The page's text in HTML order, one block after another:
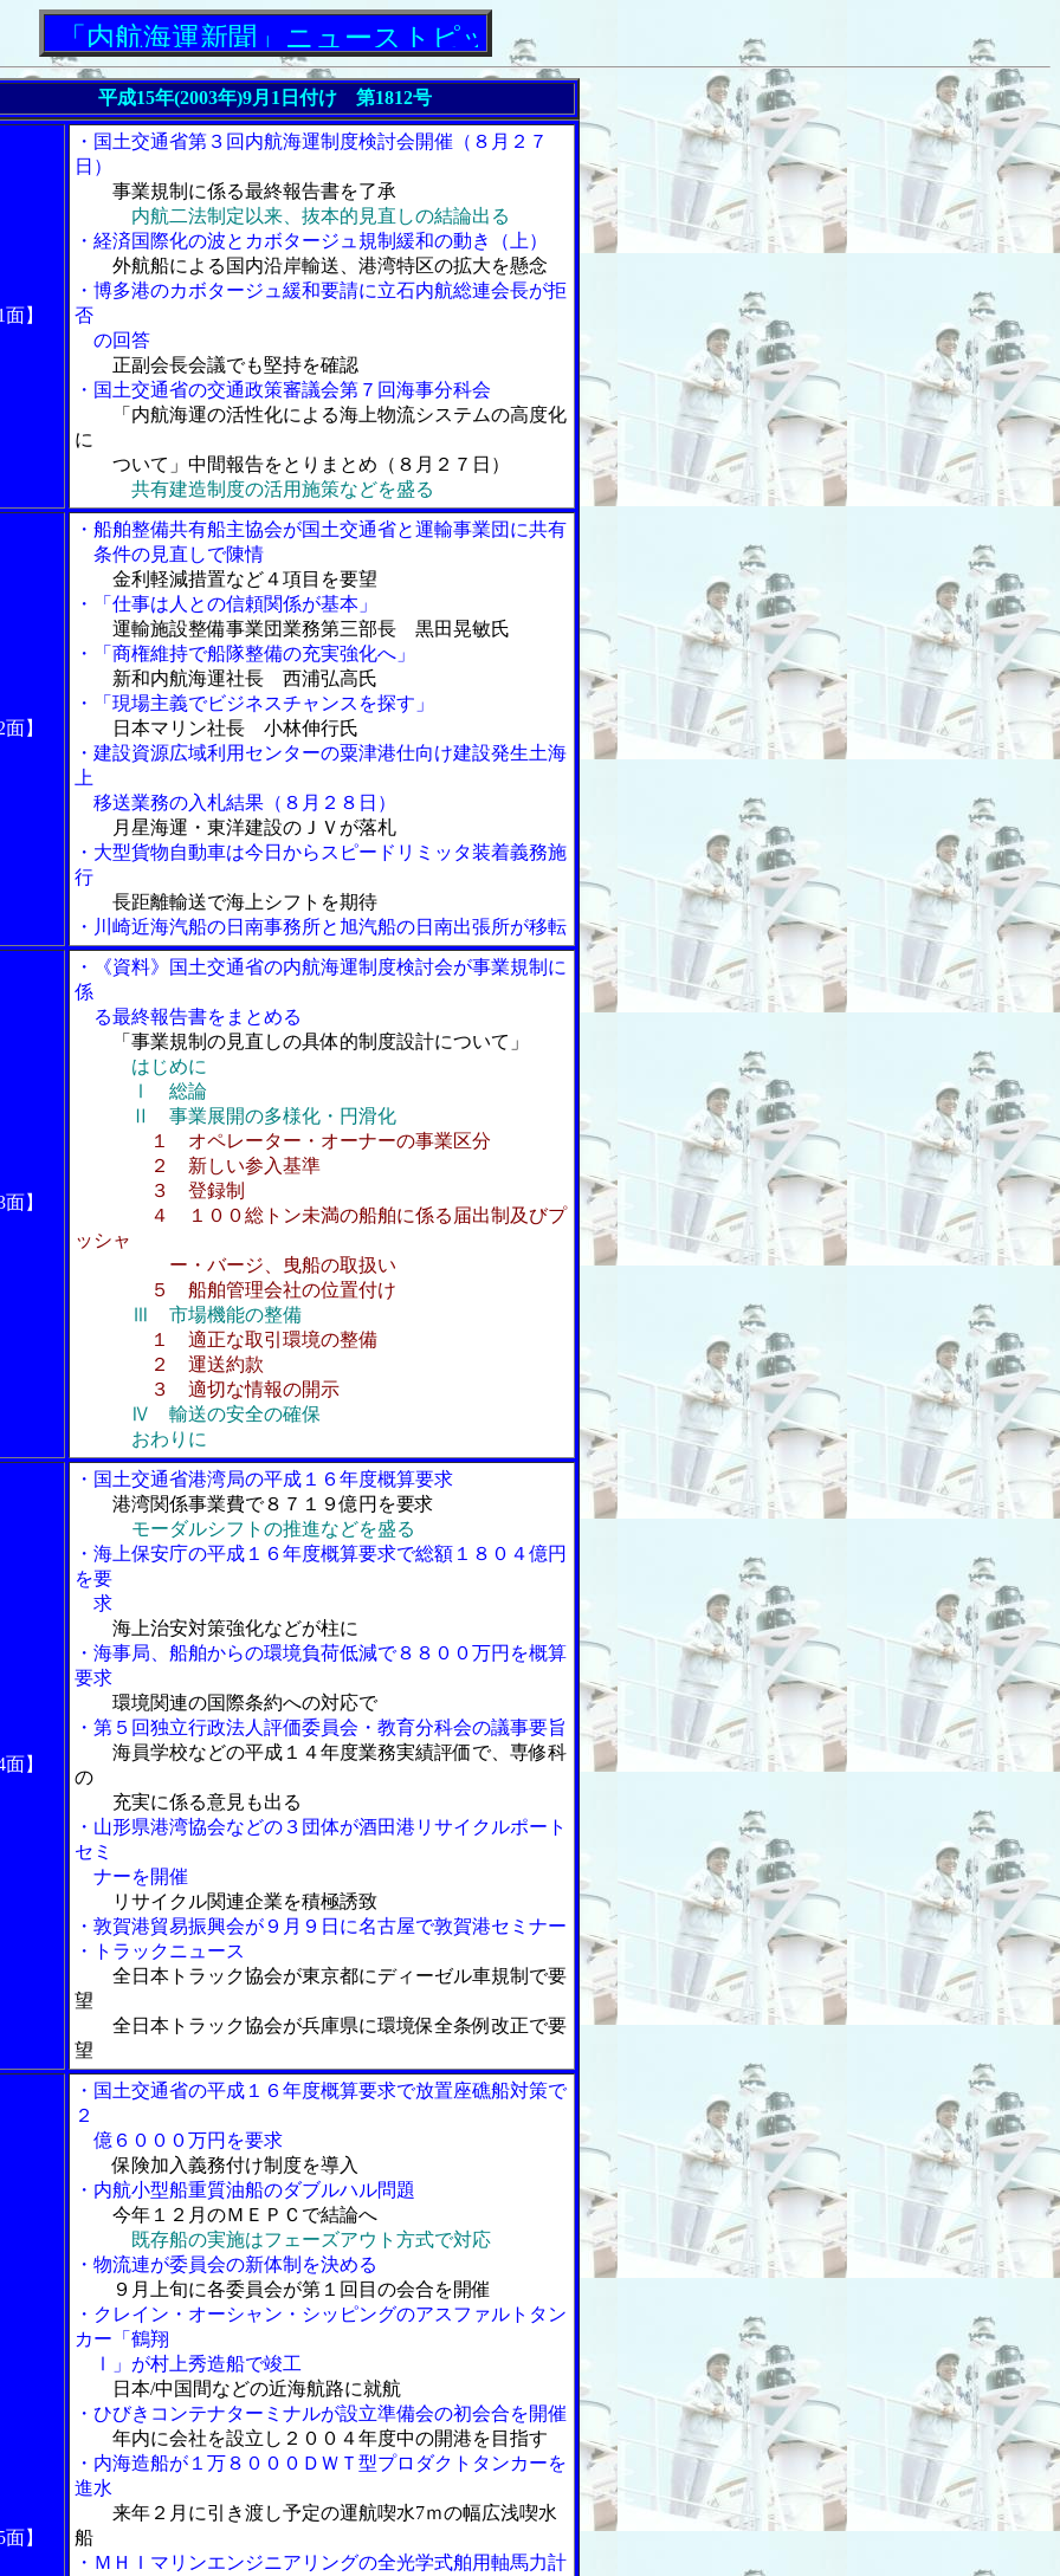
内航海運新聞」ニューストピックス
平成15年(2003年)9月1日付け 第1812号
】
・国土交通省第３回内航海運制度検討会開催（８月２７
日）
事業規制に係る最終報告書を了承
内航二法制定以来、抜本的見直しの結論出る
・経済国際化の波とカボタージュ規制緩和の動き（上）
外航船による国内沿岸輸送、港湾特区の拡大を懸念
・博多港のカボタージュ緩和要請に立石内航総連会長が拒
否
の回答
正副会長会議でも堅持を確認
・国土交通省の交通政策審議会第７回海事分科会
「内航海運の活性化による海上物流システムの高度化
に
ついて」中間報告をとりまとめ（８月２７日）
共有建造制度の活用施策などを盛る
】
・船舶整備共有船主協会が国土交通省と運輸事業団に共有
条件の見直しで陳情
金利軽減措置など４項目を要望
・「仕事は人との信頼関係が基本」
運輸施設整備事業団業務第三部長 黒田晃敏氏
・「商権維持で船隊整備の充実強化へ」
新和内航海運社長 西浦弘高氏
・「現場主義でビジネスチャンスを探す」
日本マリン社長 小林伸行氏
・建設資源広域利用センターの粟津港仕向け建設発生土海
上
移送業務の入札結果（８月２８日）
月星海運・東洋建設のＪＶが落札
・大型貨物自動車は今日からスピードリミッタ装着義務施
行
長距離輸送で海上シフトを期待
・川崎近海汽船の日南事務所と旭汽船の日南出張所が移転
】
・《資料》国土交通省の内航海運制度検討会が事業規制に
係
る最終報告書をまとめる
「事業規制の見直しの具体的制度設計について」
はじめに
Ⅰ 総論
Ⅱ 事業展開の多様化・円滑化
１ オペレーター・オーナーの事業区分
２ 新しい参入基準
３ 登録制
４ １００総トン未満の船舶に係る届出制及びプ
ッシャ
ー・バージ、曳船の取扱い
５ 船舶管理会社の位置付け
Ⅲ 市場機能の整備
１ 適正な取引環境の整備
２ 運送約款
３ 適切な情報の開示
Ⅳ 輸送の安全の確保
おわりに
】
・国土交通省港湾局の平成１６年度概算要求
港湾関係事業費で８７１９億円を要求
モーダルシフトの推進などを盛る
・海上保安庁の平成１６年度概算要求で総額１８０４億円
を要
求
海上治安対策強化などが柱に
・海事局、船舶からの環境負荷低減で８８００万円を概算
要求
環境関連の国際条約への対応で
・第５回独立行政法人評価委員会・教育分科会の議事要旨
海員学校などの平成１４年度業務実績評価で、専修科
の
充実に係る意見も出る
・山形県港湾協会などの３団体が酒田港リサイクルポート
セミ
ナーを開催
リサイクル関連企業を積極誘致
・敦賀港貿易振興会が９月９日に名古屋で敦賀港セミナー
・トラックニュース
全日本トラック協会が東京都にディーゼル車規制で要
望
全日本トラック協会が兵庫県に環境保全条例改正で要
望
】
・国土交通省の平成１６年度概算要求で放置座礁船対策で
２
億６０００万円を要求
保険加入義務付け制度を導入
・内航小型船重質油船のダブルハル問題
今年１２月のＭＥＰＣで結論へ
既存船の実施はフェーズアウト方式で対応
・物流連が委員会の新体制を決める
９月上旬に各委員会が第１回目の会合を開催
・クレイン・オーシャン・シッピングのアスファルトタン
カー「鶴翔
Ⅰ」が村上秀造船で竣工
日本/中国間などの近海航路に就航
・ひびきコンテナターミナルが設立準備会の初会合を開催
年内に会社を設立し２００４年度中の開港を目指す
・内海造船が１万８０００ＤＷＴ型プロダクトタンカーを
進水
来年２月に引き渡し予定の運航喫水7ｍの幅広浅喫水
船
・ＭＨＩマリンエンジニアリングの全光学式舶用軸馬力計